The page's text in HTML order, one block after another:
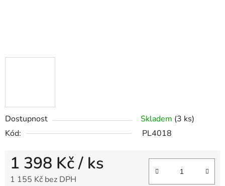
Dostupnost Skladem (3 ks)
Kód:
PL4018
1 398 Kč/ ks
1 155 Kč bez DPH